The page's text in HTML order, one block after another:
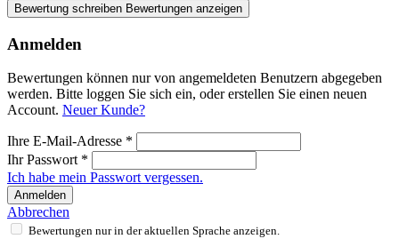
Bewertung schreiben Bewertungen anzeigen
Anmelden
Bewertungen können nur von angemeldeten Benutzern abgegeben
werden. Bitte loggen Sie sich ein, oder erstellen Sie einen neuen
Account. Neuer Kunde?
Ihre E-Mail-Adresse *
Ihr Passwort *
Ich habe mein Passwort vergessen.
Anmelden
Abbrechen
Bewertungen nur in der aktuellen Sprache anzeigen.